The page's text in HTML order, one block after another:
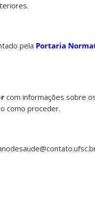
pela Portaria
com informações sobre
como proceder.